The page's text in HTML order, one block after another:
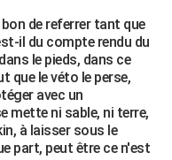
de referrer tant que
il du compte rendu du
le pieds, dans ce
que le véto le perse,
avec un
mette ni sable, ni terre,
à laisser sous le
part, peut être ce n'est